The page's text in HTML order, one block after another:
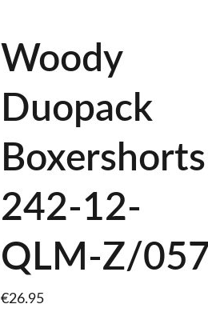
Woody
Duopack
Boxershorts
242-12-
QLM-Z/
€26.95